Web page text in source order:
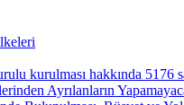
kurulması hakkında 5176
Ayrılanların